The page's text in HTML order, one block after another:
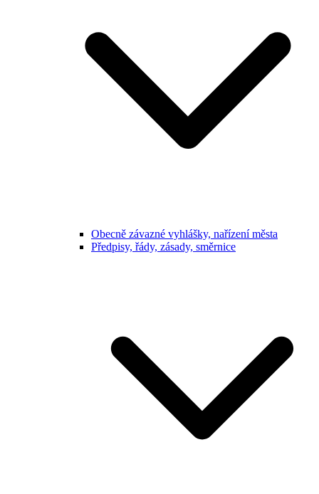
Obecně závazné vyhlášky, nařízení města
Předpisy, řády, zásady, směrnice